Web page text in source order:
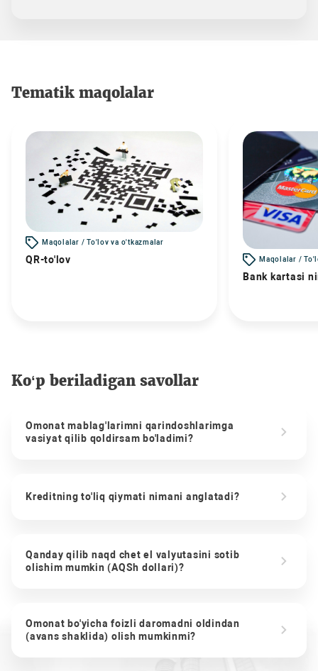
Tematik maqolalar
Maqolalar / To'lov va o'tkazmalar
QR-to'lov Maqolalar /
Bank kartasi
Ko‘p beriladigan savollar
Omonat mablag'larimni qarindoshlarimga
vasiyat qilib qoldirsam bo'ladimi?
Kreditning to'liq qiymati nimani anglatadi?
Qanday qilib naqd chet el valyutasini sotib
olishim mumkin (AQSh dollari)?
Omonat bo'yicha foizli daromadni oldindan
(avans shaklida) olish mumkinmi?